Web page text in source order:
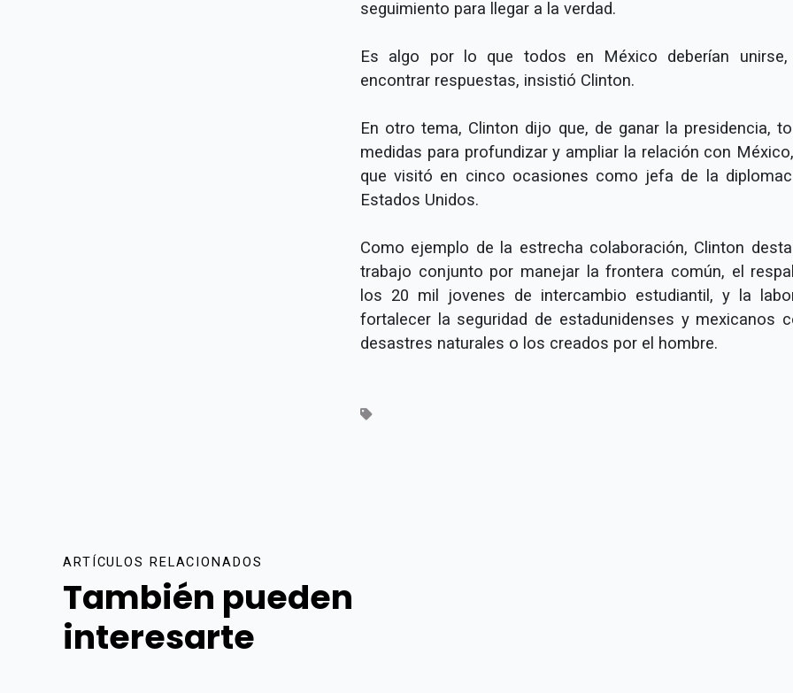
seguimiento para llegar a la verdad.
Es algo por lo que todos en México deberían unirse,
encontrar respuestas, insistió Clinton.
En otro tema, Clinton dijo que, de ganar la presidencia,
medidas para profundizar y ampliar la relación con
que visitó en cinco ocasiones como jefa de la
Estados Unidos.
Como ejemplo de la estrecha colaboración, Clinton
trabajo conjunto por manejar la frontera común, el
los 20 mil jovenes de intercambio estudiantil, y la
fortalecer la seguridad de estadunidenses y mexicanos
desastres naturales o los creados por el hombre.
ARTÍCULOS RELACIONADOS
También pueden
interesarte